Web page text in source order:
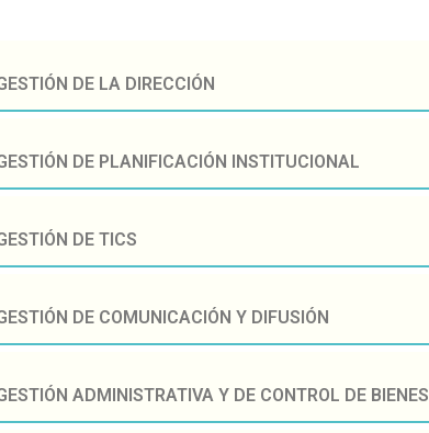
DE LA DIRECCIÓN
DE PLANIFICACIÓN INSTITUCIONAL
DE TICS
DE COMUNICACIÓN Y DIFUSIÓN
ADMINISTRATIVA Y DE CONTROL DE BIENES